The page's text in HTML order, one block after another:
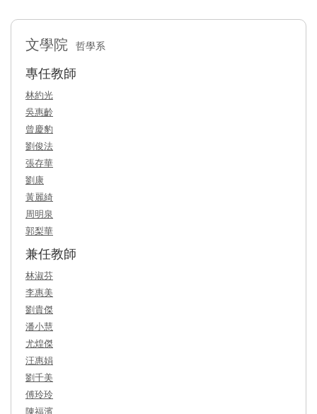
文學院 哲學系
專任教師
林約光
吳惠齡
曾慶豹
劉俊法
張存華
劉康
黃麗綺
周明泉
郭梨華
兼任教師
林淑芬
李惠美
劉貴傑
潘小慧
尤煌傑
汪惠娟
劉千美
傅玲玲
陳福濱